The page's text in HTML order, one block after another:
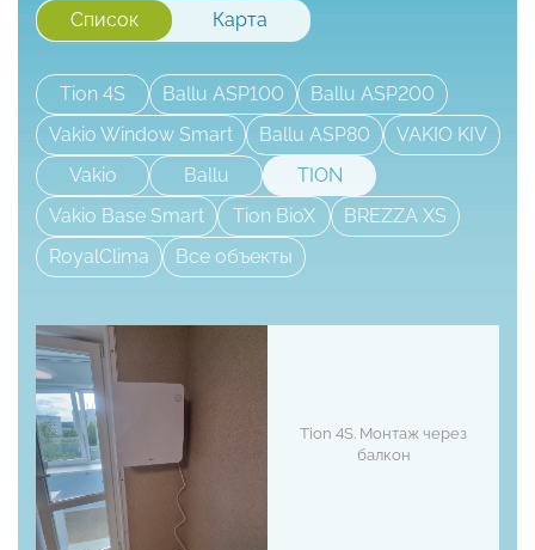
Список Карта
Tion 4S Ballu ASP100
Ballu ASP200
Vakio Window Smart
Ballu ASP80
VAKIO KIV
Vakio
Ballu
TION
Vakio Base Smart
Tion BioX
BREZZA XS
RoyalClima
Все объекты
Tion 4S. Монтаж через
балкон